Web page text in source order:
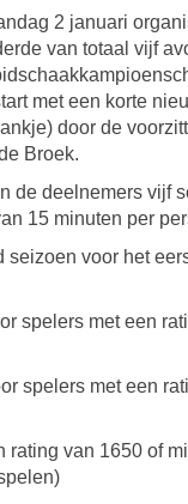
2 januari
van totaal vijf
met een korte
door de
Broek.
de deelnemers vijf
15 minuten per
seizoen voor het
spelers met een
spelers met een
rating van 1650 of